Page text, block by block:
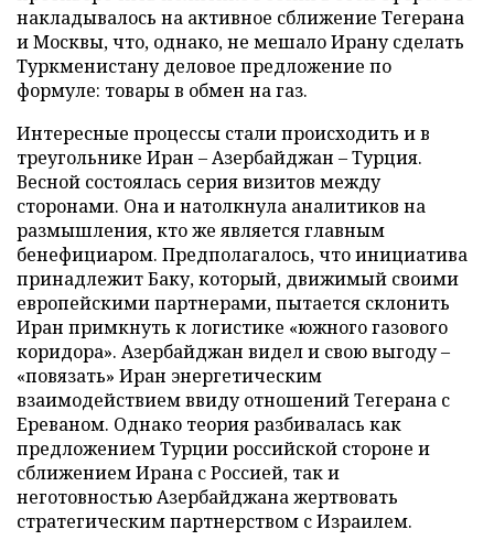
накладывалось на активное сближение Тегерана
и Москвы, что, однако, не мешало Ирану сделать
Туркменистану деловое предложение по
формуле: товары в обмен на газ.
Интересные процессы стали происходить и в
треугольнике Иран – Азербайджан – Турция.
Весной состоялась серия визитов между
сторонами. Она и натолкнула аналитиков на
размышления, кто же является главным
бенефициаром. Предполагалось, что инициатива
принадлежит Баку, который, движимый своими
европейскими партнерами, пытается склонить
Иран примкнуть к логистике «южного газового
коридора». Азербайджан видел и свою выгоду –
«повязать» Иран энергетическим
взаимодействием ввиду отношений Тегерана с
Ереваном. Однако теория разбивалась как
предложением Турции российской стороне и
сближением Ирана с Россией, так и
неготовностью Азербайджана жертвовать
стратегическим партнерством с Израилем.